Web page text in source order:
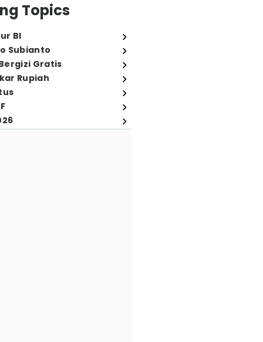
Topics
BI
Subianto
Gratis
Rupiah